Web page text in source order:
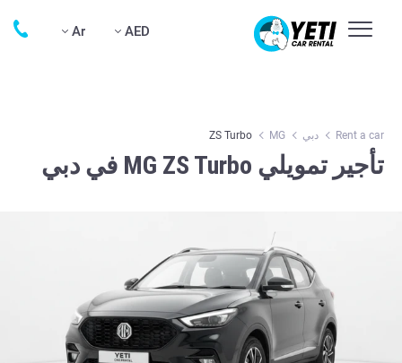
AED
Ar
Rent a car دبي MG
ZS Turbo
تأجير تمويلي MG ZS Turbo في دبي